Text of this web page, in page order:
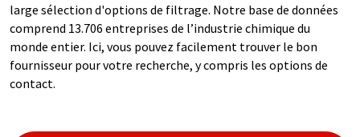
large sélection d'options de filtrage. Notre base de données
comprend 13.706 entreprises de l’industrie chimique du
monde entier. Ici, vous pouvez facilement trouver le bon
fournisseur pour votre recherche, y compris les options de
contact.